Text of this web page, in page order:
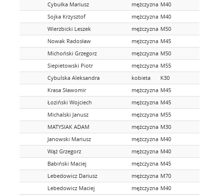
Cybułka Mariusz mężczyzna M40
Sojka Krzysztof
mężczyzna M40
Wierzbicki Leszek
mężczyzna M50
Nowak Radosław
mężczyzna M45
Michoński Grzegorz
mężczyzna M50
Siepietowski Piotr
mężczyzna M55
Cybulska Aleksandra
kobieta
K30
Krasa Sławomir
mężczyzna M45
Łoziński Wojciech
mężczyzna M45
Michalski Janusz
mężczyzna M55
MATYSIAK ADAM
mężczyzna M30
Janowski Mariusz
mężczyzna M40
Wąż Grzegorz
mężczyzna M40
Babiński Maciej
mężczyzna M45
Lebedowicz Dariusz
mężczyzna M70
Lebedowicz Maciej
mężczyzna M40